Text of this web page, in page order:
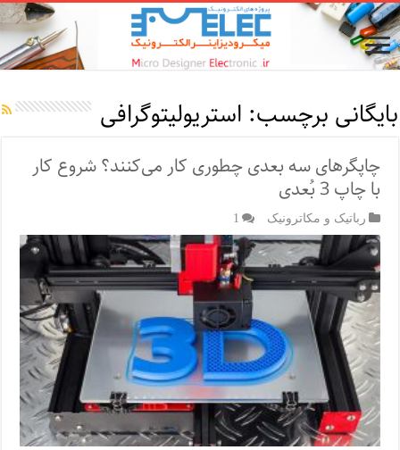
بایگانی برچسب: استریولیتوگرافی
چاپگرهای سه بعدی چطوری کار می‌کنند؟ شروع کار
با چاپ 3 بُعدی
رباتیک و مکاترونیک 1